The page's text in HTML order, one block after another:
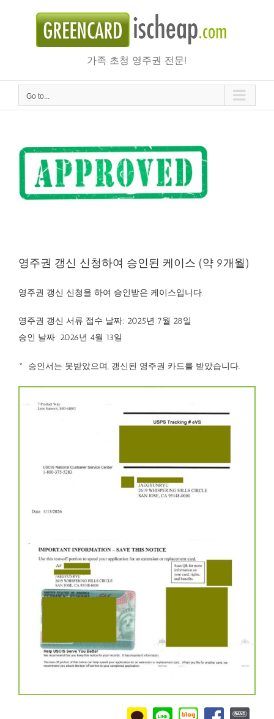
가족 초청 영주권 전문!
Go to...
영주권 갱신 신청하여 승인된 케이스 (약 9개월)
영주권 갱신 신청을 하여 승인받은 케이스입니다.
영주권 갱신 서류 접수 날짜: 2025년 7월 28일
승인 날짜: 2026년 4월 13일
* 승인서는 못받았으며, 갱신된 영주권 카드를 받았습니다.